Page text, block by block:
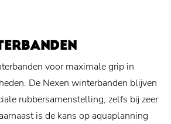
voor maximale grip in
De Nexen winterbanden blijven
rubbersamenstelling, zelfs bij zeer
is de kans op aquaplanning